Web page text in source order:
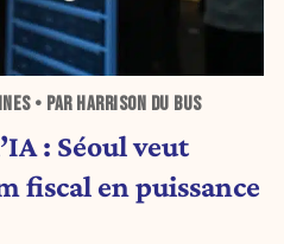
• PAR HARRISON DU BUS
: Séoul veut
fiscal en puissance